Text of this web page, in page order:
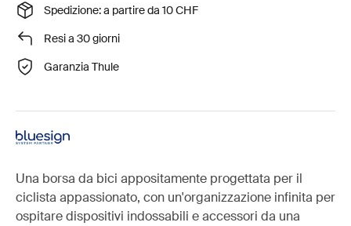
Spedizione: a partire da 10 CHF
Resi a 30 giorni
Garanzia Thule
Una borsa da bici appositamente progettata per il
ciclista appassionato, con un'organizzazione infinita per
ospitare dispositivi indossabili e accessori da una